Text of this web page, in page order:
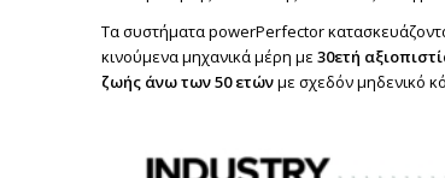
Τα συστήματα powerPerfector
κινούμενα μηχανικά μέρη με 30ετή
ζωής άνω των 50 ετώνμε σχεδόν μηδενικό